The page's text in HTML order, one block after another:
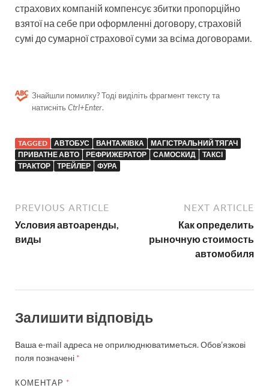
страхових компаній компенсує збитки пропорційно
взятої на себе при оформленні договору, страховій
сумі до сумарної страхової суми за всіма договорами.
Знайшли помилку? Тоді виділіть фрагмент тексту та
натисніть Ctrl+Enter.
TAGGED АВТОБУС ВАНТАЖІВКА
МАГІСТРАЛЬНИЙ ТЯГАЧ
ПРИВАТНЕ АВТО
РЕФРИЖЕРАТОР САМОСКИД
ТАКСІ
ТРАКТОР
ТРЕЙЛЕР ФУРА
PREVIOUS ARTICLE
Условия автоаренды,
виды
NEXT ARTICLE
Как определить
рыночную стоимость
автомобиля
Залишити відповідь
Ваша e-mail адреса не оприлюднюватиметься.Обов’язкові
поля позначені *
КОМЕНТАР *